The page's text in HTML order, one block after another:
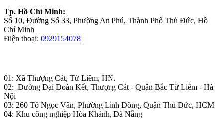
Tp. Hồ Chí Minh:
Số 10, Đường Số 33, Phường An Phú, Thành Phố Thủ Đức, Hồ
Chí Minh
Điện thoại: 0929154078
01: Xã Thượng Cát, Từ Liêm, HN.
02: Đường Đại Đoàn Kết, Thượng Cát - Quận Bắc Từ Liêm - Hà
Nội
03: 260 Tô Ngọc Vân, Phường Linh Đông, Quận Thủ Đức, HCM
04: Khu công nghiệp Hòa Khánh, Đà Nẵng